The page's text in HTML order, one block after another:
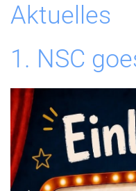
Aktuelles
1. NSC